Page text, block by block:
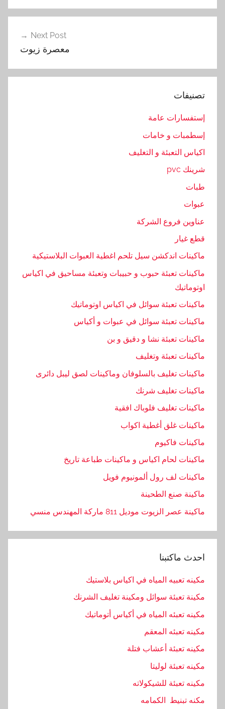
س
ص
ر
ة
Next Post
معصرة زيوت
تصنيفات
إستفسارات عامة
إسطمبات و خامات
اكياس التعبئة و التغليف
شرينك pvc
طبات
عبوات
عناوين فروع الشركة
قطع غيار
ماكينات اندكشن سيل تلحم اغطية العبوات البلاستيكية
ماكينات تعبئة حبوب و حبيبات وتعبئة مساحيق في اكياس
اوتوماتيك
ماكينات تعبئة سوائل في اكياس اوتوماتيك
ماكينات تعبئة سوائل في عبوات و أكياس
ماكينات تعبئة نشا و دقيق و بن
ماكينات تعبئة وتغليف
ماكينات تغليف بالسلوفان وماكينات لصق ليبل دائرى
ماكينات تغليف شرنك
ماكينات تغليف فلوباك افقية
ماكينات غلق أغطية اكواب
ماكينات فاكيوم
ماكينات لحام اكياس و ماكينات طباعة تاريخ
ماكينات لف رول ألمونيوم فويل
ماكينة صنع الطحينة
ماكينة عصر الزيوت موديل 811 ماركة المهندس منسي
احدث ماكتبنا
مكينه تعبيه المياه في اكياس بلاستيك
مكينة تعبئة سوائل ومكينة تغليف الشرنك
مكينه تعبئه المياه في أكياس أتوماتيك
مكينه تعبئه المعقم
مكينه تعبئة أعشاب فتلة
مكينه تعبئة لوليتا
مكينه تعبئة للشيكولاته
مكنه تبنيط الكمامه